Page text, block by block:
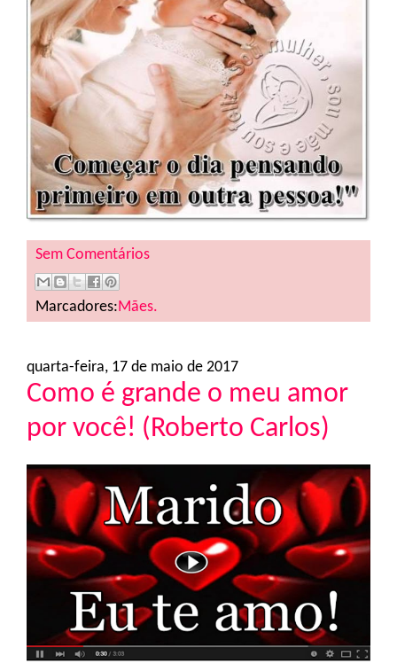
Sem Comentários
Marcadores:Mães.
quarta-feira, 17 de maio de 2017
Como é grande o meu amor
por você! (Roberto Carlos)